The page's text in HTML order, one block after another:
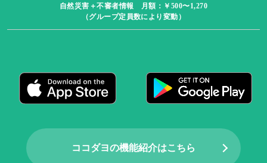
自然災害＋不審者情報 月額：￥500〜1,270
（グループ定員数により変動）
ココダヨの機能紹介はこちら